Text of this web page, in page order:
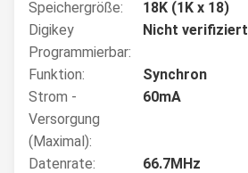
Speichergröße:
18K (1K x 18)
Digikey
Programmierbar:
Nicht verifiziert
Funktion:
Synchron
Strom -
Versorgung
(maximal):
60mA
Datenrate:
66.7MHz